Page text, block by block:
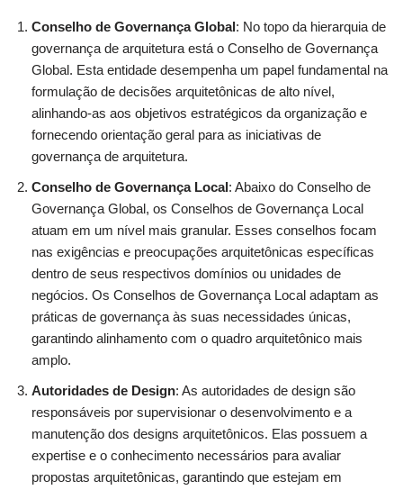
Conselho de Governança Global: No topo da hierarquia de
governança de arquitetura está o Conselho de Governança
Global. Esta entidade desempenha um papel fundamental na
formulação de decisões arquitetônicas de alto nível,
alinhando-as aos objetivos estratégicos da organização e
fornecendo orientação geral para as iniciativas de
governança de arquitetura.
Conselho de Governança Local: Abaixo do Conselho de
Governança Global, os Conselhos de Governança Local
atuam em um nível mais granular. Esses conselhos focam
nas exigências e preocupações arquitetônicas específicas
dentro de seus respectivos domínios ou unidades de
negócios. Os Conselhos de Governança Local adaptam as
práticas de governança às suas necessidades únicas,
garantindo alinhamento com o quadro arquitetônico mais
amplo.
Autoridades de Design: As autoridades de design são
responsáveis por supervisionar o desenvolvimento e a
manutenção dos designs arquitetônicos. Elas possuem a
expertise e o conhecimento necessários para avaliar
propostas arquitetônicas, garantindo que estejam em